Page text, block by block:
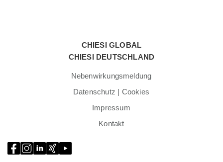
CHIESI GLOBAL
CHIESI DEUTSCHLAND
Nebenwirkungsmeldung
Datenschutz | Cookies
Impressum
Kontakt